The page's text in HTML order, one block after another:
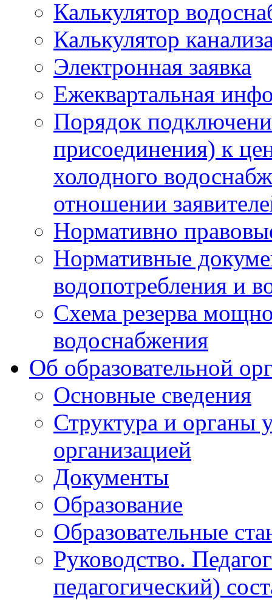
Калькулятор
Калькулятор
Электронная заявка
Ежеквартальная
Порядок
присоединения) к
холодного
отношении
Нормативно
Нормативные
водопотребления и
Схема резерва
водоснабжения
Об образовательной
Основные сведения
Структура и органы
организацией
Документы
Образование
Образовательные
Руководство.
педагогический)